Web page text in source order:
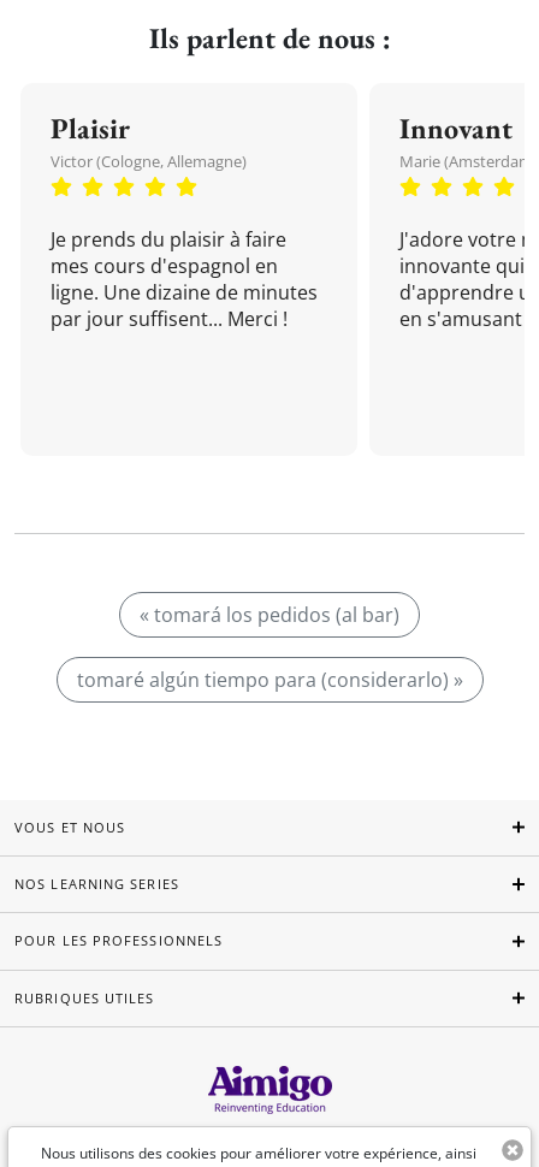
Ils parlent de nous :
Plaisir
Victor (Cologne, Allemagne)
Je prends du plaisir à faire
mes cours d'espagnol en
ligne. Une dizaine de minutes
par jour suffisent... Merci !
Innovant
Marie (Amsterdam,
J'adore votre
innovante qui
d'apprendre
en s'amusant !
« tomará los pedidos (al bar)
tomaré algún tiempo para (considerarlo) »
Nous utilisons des cookies pour améliorer votre expérience, ainsi
VOUS ET NOUS
NOS LEARNING SERIES
POUR LES PROFESSIONNELS
RUBRIQUES UTILES
Français